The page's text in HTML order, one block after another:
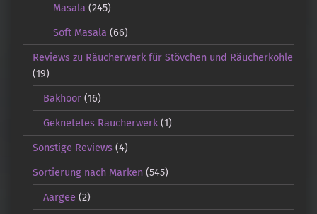
Masala (245)
Soft Masala (66)
Reviews zu Räucherwerk für Stövchen und Räucherkohle
(19)
Bakhoor(16)
Geknetetes Räucherwerk(1)
Sonstige Reviews (4)
Sortierung nach Marken (545)
Aargee (2)